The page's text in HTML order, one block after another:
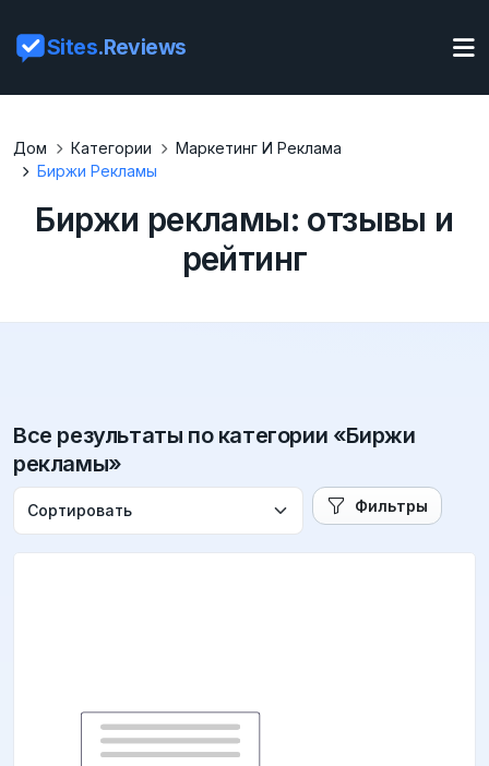
Sites.Reviews
Дом Категории
Маркетинг И Реклама
Биржи Рекламы
Биржи рекламы: отзывы и
рейтинг
Все результаты по категории «Биржи
рекламы»
Фильтры